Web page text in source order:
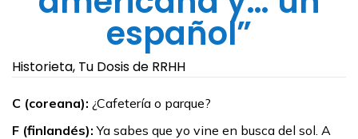
español”
Historieta, Tu Dosis de RRHH
C (coreana): ¿Cafetería o parque?
F (finlandés):Ya sabes que yo vine en busca del sol. A